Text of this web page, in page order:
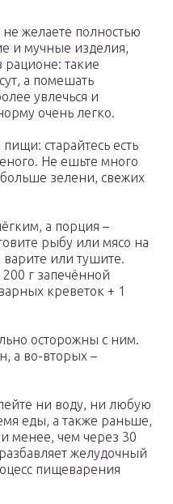
желаете полностью
и мучные изделия,
такие
а помешать
увлечься и
очень легко.
старайтесь есть
Не ешьте много
зелени, свежих
а порция –
рыбу или мясо на
или тушите.
г запечённой
креветок + 1
осторожны с ним.
а во-вторых –
ни воду, ни любую
еды, а также раньше,
менее, чем через 30
желудочный
пищеварения